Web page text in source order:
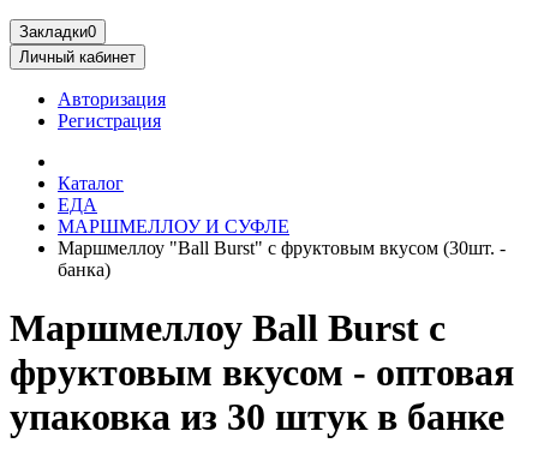
Закладки0
Личный кабинет
Авторизация
Регистрация
Каталог
ЕДА
МАРШМЕЛЛОУ И СУФЛЕ
Маршмеллоу "Ball Burst" с фруктовым вкусом (30шт. -
банка)
Маршмеллоу Ball Burst с
фруктовым вкусом - оптовая
упаковка из 30 штук в банке